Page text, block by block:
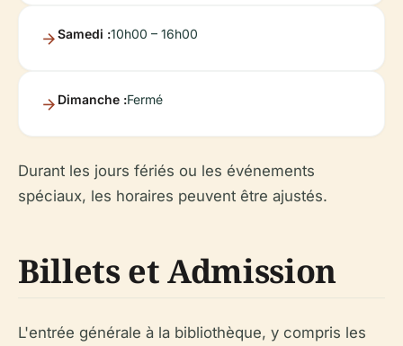
Samedi :10h00 – 16h00
Dimanche :Fermé
Durant les jours fériés ou les événements
spéciaux, les horaires peuvent être ajustés.
Billets et Admission
L'entrée générale à la bibliothèque, y compris les